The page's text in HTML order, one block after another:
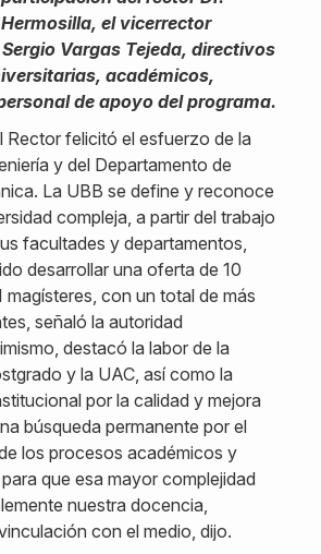
el vicerrector
Vargas Tejeda, directivos
académicos,
de apoyo del programa.
Rector felicitó el esfuerzo de la
y del Departamento de
La UBB se define y reconoce
compleja, a partir del trabajo
facultades y departamentos,
desarrollar una oferta de 10
con un total de más
señaló la autoridad
destacó la labor de la
y la UAC, así como la
por la calidad y mejora
búsqueda permanente por el
los procesos académicos y
que esa mayor complejidad
nuestra docencia,
con el medio, dijo.